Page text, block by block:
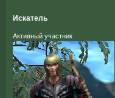
Искатель
Активный участник